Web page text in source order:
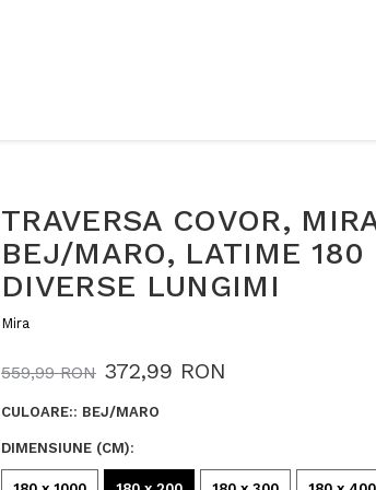
TRAVERSA COVOR,
BEJ/MARO, LATIME 180
DIVERSE LUNGIMI
Mira
559,99 RON 372,99 RON
CULOARE:: BEJ/MARO
DIMENSIUNE (CM):